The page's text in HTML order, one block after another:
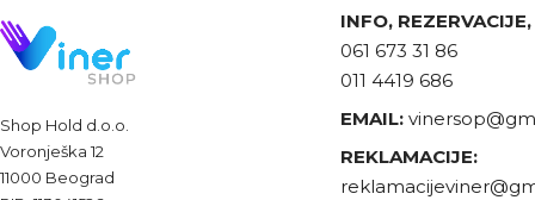
Shop Hold d.o.o.
Voronješka 12
11000 Beograd
INFO,
061 673 31 86
011 4419 686
EMAIL:
REKLAMACIJE: